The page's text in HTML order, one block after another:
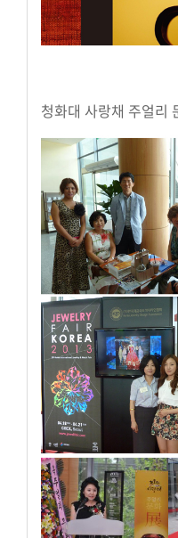
청화대 사랑채 주얼리